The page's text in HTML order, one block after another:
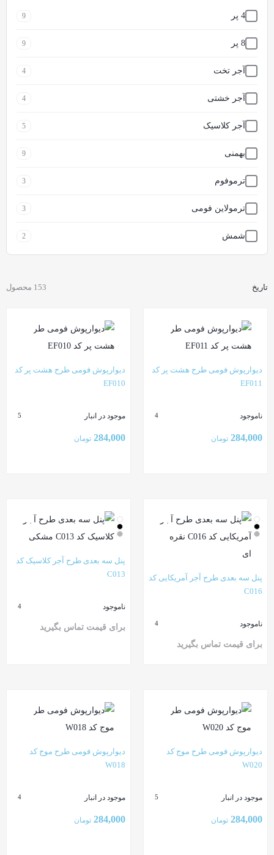
4 پر 9
8 پر 9
آجر تخت 4
آجر خشتی 4
آجر کلاسیک 5
بهمنی 9
ترموفوم 3
ترمولاین فومی 3
شمش 2
11
وارداتی
153 محصول تاریخ
دیوارپوش فومی طرح هشت پر کد
EF011
ناموجود 4
284,000 تومان
دیوارپوش فومی طرح هشت پر کد
EF010
موجود در انبار 5
284,000 تومان
پنل سه بعدی طرح آجر آمریکایی کد
C016
ناموجود 4
برای قیمت تماس بگیرید
پنل سه بعدی طرح آجر کلاسیک کد
C013
ناموجود 4
برای قیمت تماس بگیرید
دیوارپوش فومی طرح موج کد
W020
موجود در انبار 5
284,000 تومان
دیوارپوش فومی طرح موج کد
W018
موجود در انبار 4
284,000 تومان